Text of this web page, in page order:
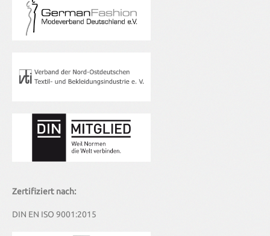
Zertifiziert nach:
DIN EN ISO 9001:2015